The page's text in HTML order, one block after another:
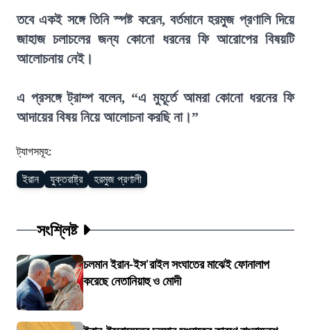
তবে একই সঙ্গে তিনি স্পষ্ট করেন, বর্তমানে হরমুজ প্রণালি দিয়ে
জাহাজ চলাচলের জন্য কোনো ধরনের ফি আরোপের বিষয়টি
আলোচনায় নেই।
এ প্রসঙ্গে ট্রাম্প বলেন, “এ মুহূর্তে আমরা কোনো ধরনের ফি
আদায়ের বিষয় নিয়ে আলোচনা করছি না।”
ট্যাগসমূহ:
ইরান যুক্তরাষ্ট্র হরমুজ প্রণালী
সংশ্লিষ্ট
চলমান ইরান-ইস'রাইল সংঘাতের মাঝেই ফোনালাপ
করেছে নেতানিয়াহু ও মোদী